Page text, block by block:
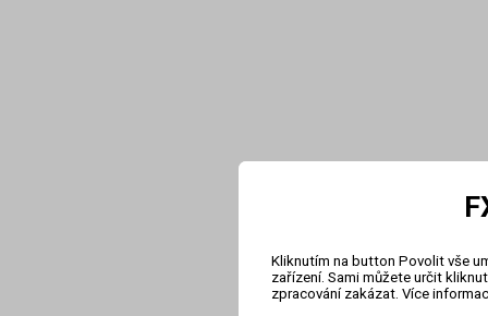
Kliknutím na button Povolit vše
zařízení. Sami můžete určit
zpracování zakázat. Více